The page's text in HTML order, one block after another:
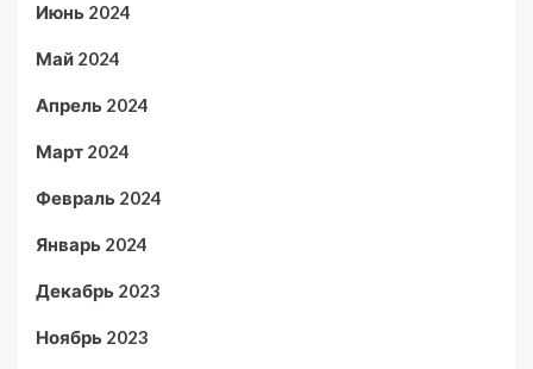
Июнь 2024
Май 2024
Апрель 2024
Март 2024
Февраль 2024
Январь 2024
Декабрь 2023
Ноябрь 2023